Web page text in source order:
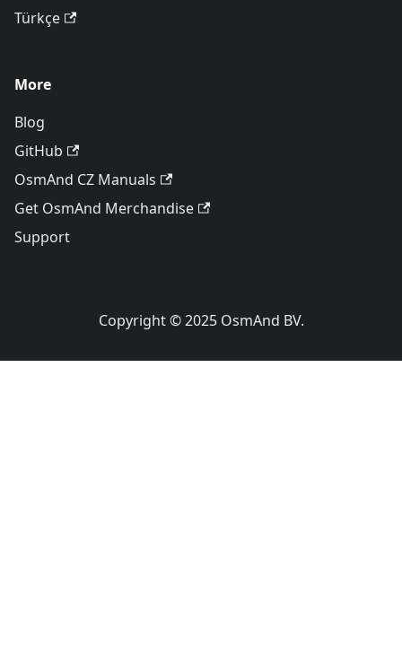
Türkçe
More
Blog
GitHub
OsmAnd CZ Manuals
Get OsmAnd Merchandise
Support
Copyright © 2025 OsmAnd BV.